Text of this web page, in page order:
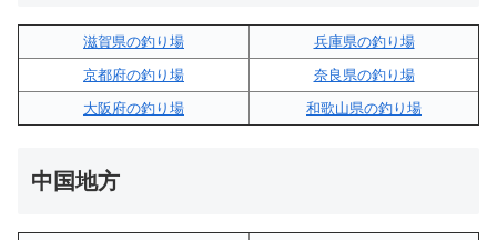
滋賀県の釣り場
兵庫県の釣り場
京都府の釣り場
奈良県の釣り場
大阪府の釣り場
和歌山県の釣り場
中国地方